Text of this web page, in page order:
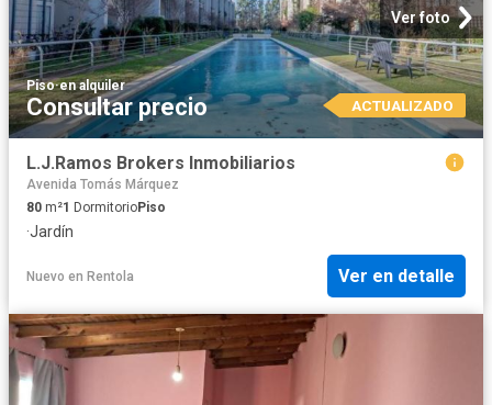
Ver foto
Piso·en alquiler
Consultar precio ACTUALIZADO
L.J.Ramos Brokers Inmobiliarios
Avenida Tomás Márquez
80 m²1 DormitorioPiso
·Jardín
Nuevo en Rentola Ver en detalle